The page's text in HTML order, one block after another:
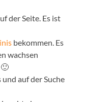
der Seite. Es ist
bekommen. Es
wachsen
auf der Suche